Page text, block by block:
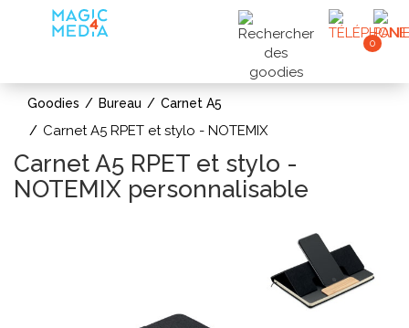
0
Goodies Bureau Carnet A5
Carnet A5 RPET et stylo - NOTEMIX
Carnet A5 RPET et stylo -
NOTEMIX personnalisable